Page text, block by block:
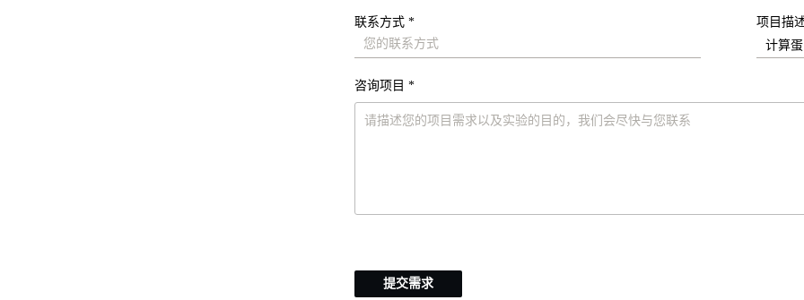
联系方式 * 项目描
咨询项目 *
提交需求